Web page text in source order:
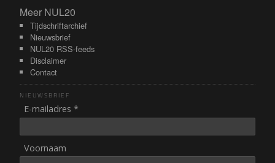
Meer NUL20
Meer NUL20
Tijdschriftarchief
Nieuwsbrief
NUL20 RSS-feeds
Disclaimer
Contact
NIEUWSBRIEF
E-mailadres *
Voornaam